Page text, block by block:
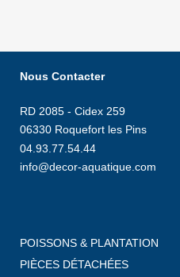
Nous Contacter
RD 2085 - Cidex 259
06330 Roquefort les Pins
04.93.77.54.44
info@decor-aquatique.com
POISSONS & PLANTATION
PIÈCES DÉTACHÉES